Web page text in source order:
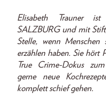
Elisabeth Trauner
SALZBURG und mit
Stelle, wenn Menschen
erzählen haben. Sie hört
True Crime-Dokus
gerne neue
komplett schief gehen.